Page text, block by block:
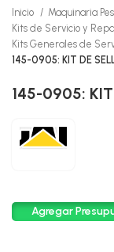
Inicio Maquinaria
Kits de Servicio y
Kits Generales de
145-0905: KIT DE
145-0905: KIT
Agregar